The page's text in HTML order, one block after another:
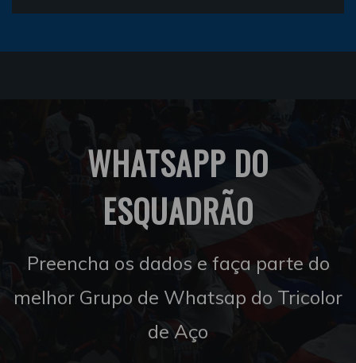
WHATSAPP DO
ESQUADRÃO
Preencha os dados e faça parte do
melhor Grupo de Whatsap do Tricolor
de Aço